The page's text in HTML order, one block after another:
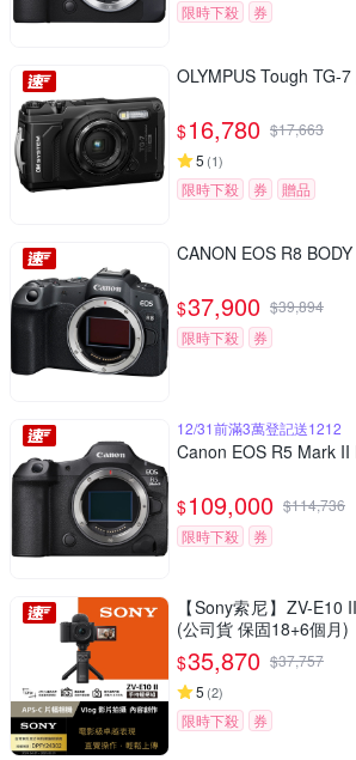
限時下殺 券
OLYMPUS Tough TG-
$16,780 $17,663
5 (1)
限時下殺 券 贈品
CANON EOS R8
$37,900 $39,894
限時下殺
券
12/31前滿3萬登記送1212
Canon EOS R5 Mark
$109,000 $114,736
限時下殺
券
【Sony索尼】ZV-
(公司貨 保固18+6個月)
$35,870 $37,757
5 (2)
限時下殺 券